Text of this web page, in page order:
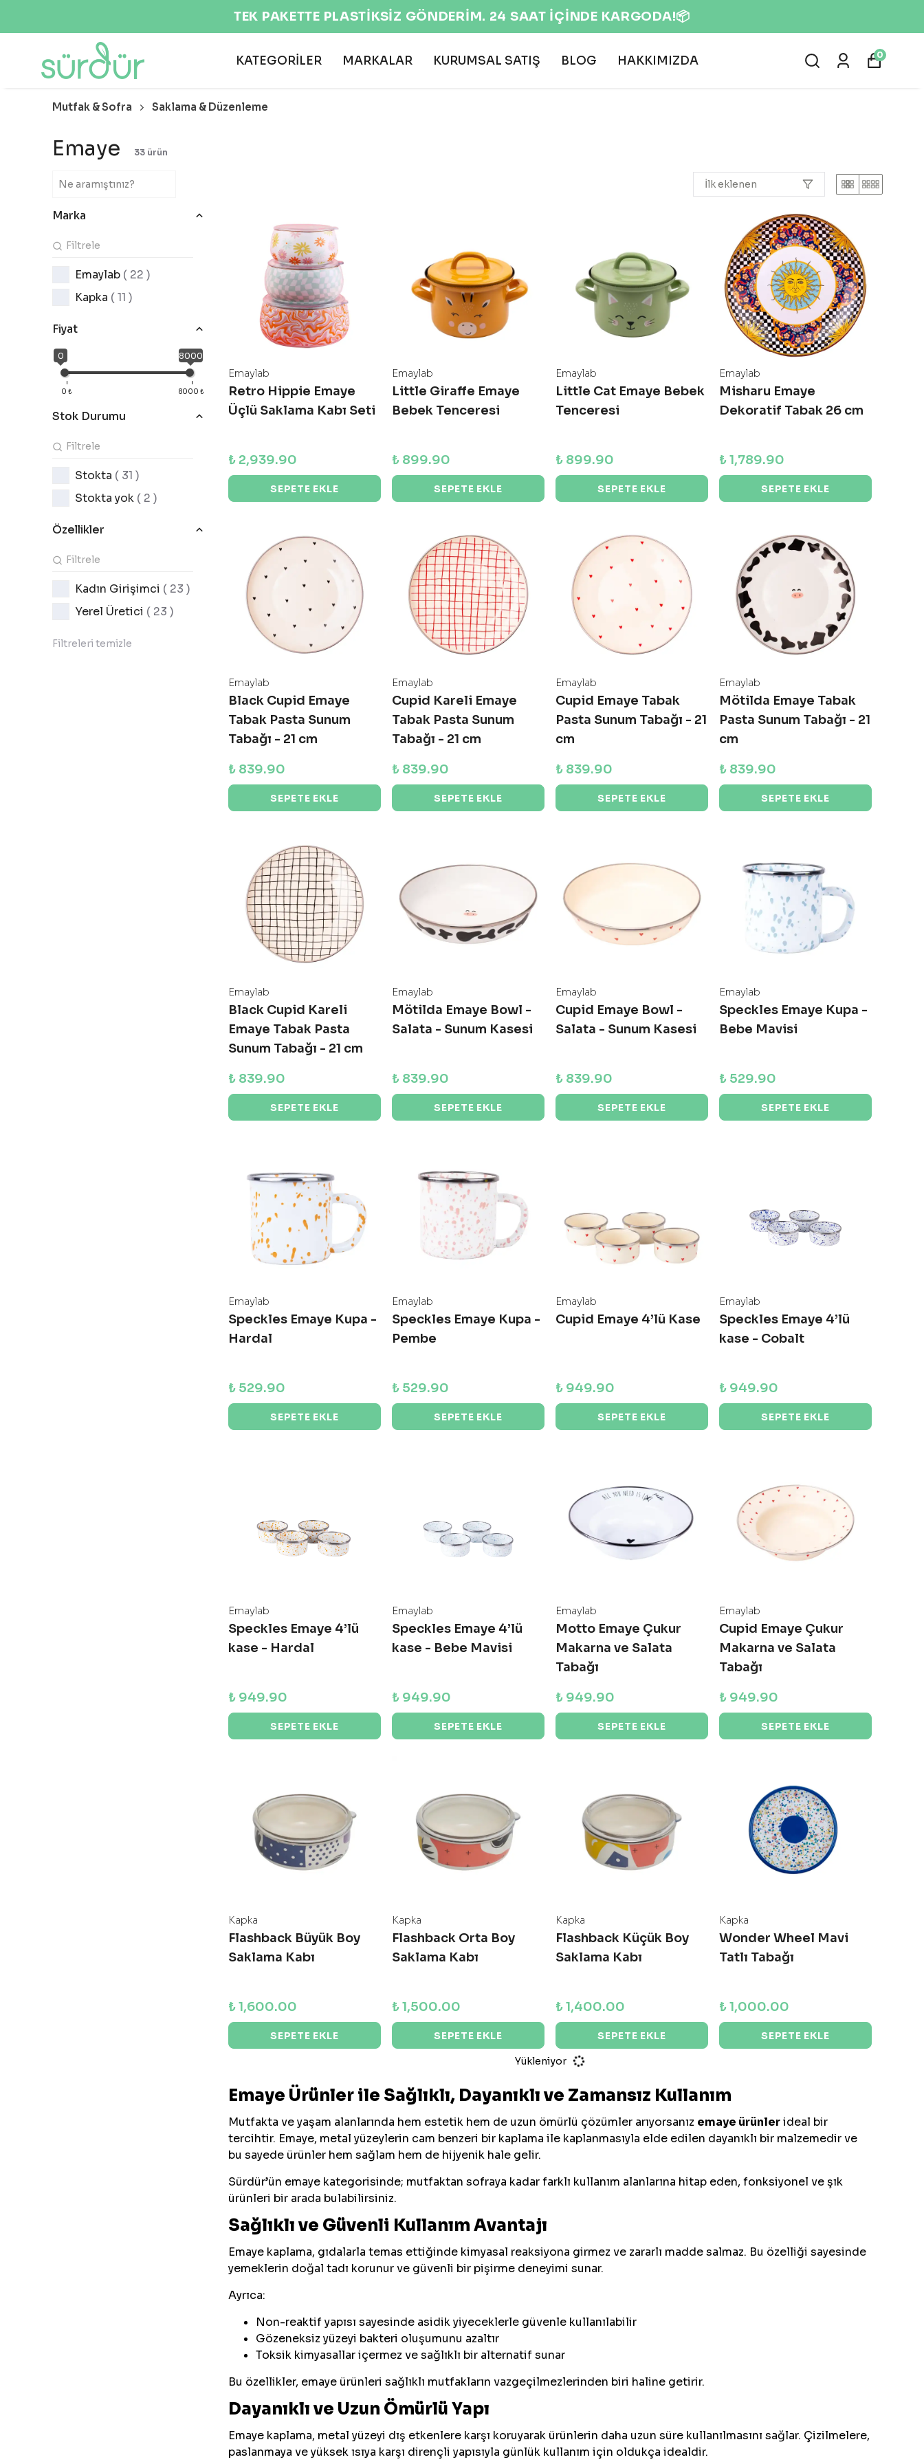
TEK PAKETTE PLASTİKSİZ GÖNDERİM. 24 SAAT İÇİNDE KARGODA!📦
KATEGORİLER MARKALAR KURUMSAL SATIŞ BLOG HAKKIMIZDA 0
Mutfak & Sofra Saklama & Düzenleme
Emaye 33 ürün
İlk eklenen
Marka
Emaylab ( 22 )
Kapka ( 11 )
Fiyat
0 8000
0 ₺ 8000 ₺
Stok Durumu
Stokta ( 31 )
Stokta yok ( 2 )
Özellikler
Kadın Girişimci ( 23 )
Yerel Üretici ( 23 )
Filtreleri temizle
Emaylab
Retro Hippie Emaye
Üçlü Saklama Kabı Seti
₺ 2,939.90
SEPETE EKLE
Emaylab
Little Giraffe Emaye
Bebek Tenceresi
₺ 899.90
SEPETE EKLE
Emaylab
Little Cat Emaye Bebek
Tenceresi
₺ 899.90
SEPETE EKLE
Emaylab
Misharu Emaye
Dekoratif Tabak 26 cm
₺ 1,789.90
SEPETE EKLE
Emaylab
Black Cupid Emaye
Tabak Pasta Sunum
Tabağı - 21 cm
₺ 839.90
SEPETE EKLE
Emaylab
Cupid Kareli Emaye
Tabak Pasta Sunum
Tabağı - 21 cm
₺ 839.90
SEPETE EKLE
Emaylab
Cupid Emaye Tabak
Pasta Sunum Tabağı - 21
cm
₺ 839.90
SEPETE EKLE
Emaylab
Mötilda Emaye Tabak
Pasta Sunum Tabağı - 21
cm
₺ 839.90
SEPETE EKLE
Emaylab
Black Cupid Kareli
Emaye Tabak Pasta
Sunum Tabağı - 21 cm
₺ 839.90
SEPETE EKLE
Emaylab
Mötilda Emaye Bowl -
Salata - Sunum Kasesi
₺ 839.90
SEPETE EKLE
Emaylab
Cupid Emaye Bowl -
Salata - Sunum Kasesi
₺ 839.90
SEPETE EKLE
Emaylab
Speckles Emaye Kupa -
Bebe Mavisi
₺ 529.90
SEPETE EKLE
Emaylab
Speckles Emaye Kupa -
Hardal
₺ 529.90
SEPETE EKLE
Emaylab
Speckles Emaye Kupa -
Pembe
₺ 529.90
SEPETE EKLE
Emaylab
Cupid Emaye 4’lü Kase
₺ 949.90
SEPETE EKLE
Emaylab
Speckles Emaye 4’lü
kase - Cobalt
₺ 949.90
SEPETE EKLE
Emaylab
Speckles Emaye 4’lü
kase - Hardal
₺ 949.90
SEPETE EKLE
Emaylab
Speckles Emaye 4’lü
kase - Bebe Mavisi
₺ 949.90
SEPETE EKLE
Emaylab
Motto Emaye Çukur
Makarna ve Salata
Tabağı
₺ 949.90
SEPETE EKLE
Emaylab
Cupid Emaye Çukur
Makarna ve Salata
Tabağı
₺ 949.90
SEPETE EKLE
Kapka
Flashback Büyük Boy
Saklama Kabı
₺ 1,600.00
SEPETE EKLE
Kapka
Flashback Orta Boy
Saklama Kabı
₺ 1,500.00
SEPETE EKLE
Kapka
Flashback Küçük Boy
Saklama Kabı
₺ 1,400.00
SEPETE EKLE
Kapka
Wonder Wheel Mavi
Tatlı Tabağı
₺ 1,000.00
SEPETE EKLE
Yükleniyor
Emaye Ürünler ile Sağlıklı, Dayanıklı ve Zamansız Kullanım
Mutfakta ve yaşam alanlarında hem estetik hem de uzun ömürlü çözümler arıyorsanız emaye ürünlerideal bir
tercihtir. Emaye, metal yüzeylerin cam benzeri bir kaplama ile kaplanmasıyla elde edilen dayanıklı bir malzemedir ve
bu sayede ürünler hem sağlam hem de hijyenik hale gelir.
Sürdür’ün emaye kategorisinde; mutfaktan sofraya kadar farklı kullanım alanlarına hitap eden, fonksiyonel ve şık
ürünleri bir arada bulabilirsiniz.
Sağlıklı ve Güvenli Kullanım Avantajı
Emaye kaplama, gıdalarla temas ettiğinde kimyasal reaksiyona girmez ve zararlı madde salmaz. Bu özelliği sayesinde
yemeklerin doğal tadı korunur ve güvenli bir pişirme deneyimi sunar.
Ayrıca:
Non-reaktif yapısı sayesinde asidik yiyeceklerle güvenle kullanılabilir
Gözeneksiz yüzeyi bakteri oluşumunu azaltır
Toksik kimyasallar içermez ve sağlıklı bir alternatif sunar
Bu özellikler, emaye ürünleri sağlıklı mutfakların vazgeçilmezlerinden biri haline getirir.
Dayanıklı ve Uzun Ömürlü Yapı
Emaye kaplama, metal yüzeyi dış etkenlere karşı koruyarak ürünlerin daha uzun süre kullanılmasını sağlar. Çizilmelere,
paslanmaya ve yüksek ısıya karşı dirençli yapısıyla günlük kullanım için oldukça idealdir.